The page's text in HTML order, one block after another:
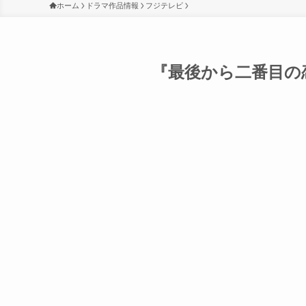
ホーム ドラマ作品情報 フジテレビ
『最後から二番目